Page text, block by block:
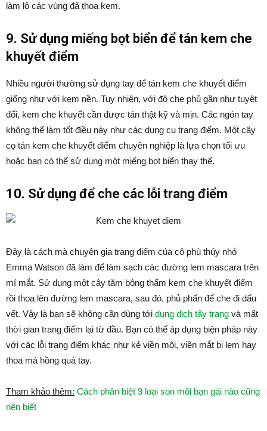
làm lộ các vùng đã thoa kem.
9. Sử dụng miếng bọt biển để tán kem che
khuyết điểm
Nhiều người thường sử dụng tay để tán kem che khuyết điểm
giống như với kem nền. Tuy nhiên, với độ che phủ gần như tuyệt
đối, kem che khuyết cần được tán thật kỹ và mịn. Các ngón tay
không thể làm tốt điều này như các dụng cụ trang điểm. Một cây
cọ tán kem che khuyết điểm chuyên nghiệp là lựa chọn tối ưu
hoặc bạn có thể sử dụng một miếng bọt biển thay thế.
10. Sử dụng để che các lỗi trang điểm
Đây là cách mà chuyên gia trang điểm của cô phù thủy nhỏ
Emma Watson đã làm để làm sạch các đường lem mascara trên
mí mắt. Sử dụng một cây tăm bông thấm kem che khuyết điểm
rồi thoa lên đường lem mascara, sau đó, phủ phấn để che đi dấu
vết. Vậy là bạn sẽ không cần dùng tới dung dịch tẩy trang và mất
thời gian trang điểm lại từ đầu. Bạn có thể áp dụng biện pháp này
với các lỗi trang điểm khác như kẻ viền môi, viền mắt bị lem hay
thoa má hồng quá tay.
Tham khảo thêm: Cách phân biệt 9 loại son môi bạn gái nào cũng
nên biết